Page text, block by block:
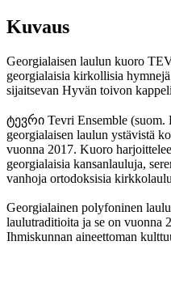
Kuvaus
Georgialaisen laulun kuoro
georgialaisia kirkollisia
sijaitsevan Hyvän toivon
ტევრი Tevri Ensemble (suom.
georgialaisen laulun ystävistä
vuonna 2017. Kuoro
georgialaisia kansanlauluja,
vanhoja ortodoksisia
Georgialainen polyfoninen
laulutraditioita ja se on vuonna
Ihmiskunnan aineettoman